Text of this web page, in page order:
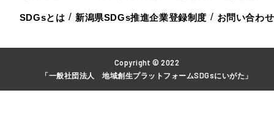
SDGsとは 新潟県SDGs推進企業登録制度 お問い合わせ
Copyright © 2022
「一般社団法人 地域創生プラットフォームSDGsにいがた」